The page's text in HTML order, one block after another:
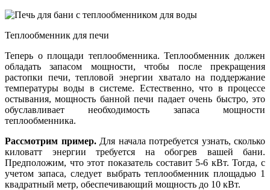
Теплообменник для печи
Теперь о площади теплообменника. Теплообменник должен
обладать запасом мощности, чтобы после прекращения
растопки печи, тепловой энергии хватало на поддержание
температуры воды в системе. Естественно, что в процессе
остывания, мощность банной печи падает очень быстро, это
обуславливает необходимость запаса мощности
теплообменника.
Рассмотрим пример.Для начала потребуется узнать, сколько
киловатт энергии требуется на обогрев вашей бани.
Предположим, что этот показатель составит 5-6 кВт. Тогда, с
учетом запаса, следует выбрать теплообменник площадью 1
квадратный метр, обеспечивающий мощность до 10 кВт.